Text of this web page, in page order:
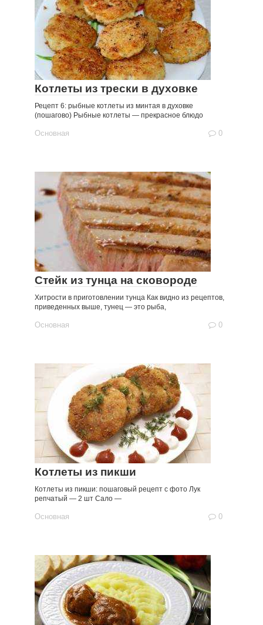
Котлеты из трески в духовке
Рецепт 6: рыбные котлеты из минтая в духовке
(пошагово) Рыбные котлеты — прекрасное блюдо
Основная 0
Стейк из тунца на сковороде
Хитрости в приготовлении тунца Как видно из рецептов,
приведенных выше, тунец — это рыба,
Основная 0
Котлеты из пикши
Котлеты из пикши: пошаговый рецепт с фото Лук
репчатый — 2 шт Сало —
Основная 0